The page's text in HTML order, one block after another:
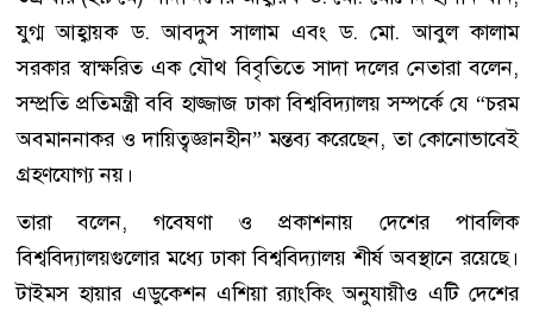
যুগ্ম আহ্বায়ক ড. আবদুস সালাম এবং ড. মো. আবুল কালাম
সরকার স্বাক্ষরিত এক যৌথ বিবৃতিতে সাদা দলের নেতারা বলেন,
সম্প্রতি প্রতিমন্ত্রী ববি হাজ্জাজ ঢাকা বিশ্ববিদ্যালয় সম্পর্কে যে “চরম
অবমাননাকর ও দায়িত্বজ্ঞানহীন” মন্তব্য করেছেন, তা কোনোভাবেই
গ্রহণযোগ্য নয়।
তারা বলেন, গবেষণা ও প্রকাশনায় দেশের পাবলিক
বিশ্ববিদ্যালয়গুলোর মধ্যে ঢাকা বিশ্ববিদ্যালয় শীর্ষ অবস্থানে রয়েছে।
টাইমস হায়ার এডুকেশন এশিয়া র‍্যাংকিং অনুযায়ীও এটি দেশের